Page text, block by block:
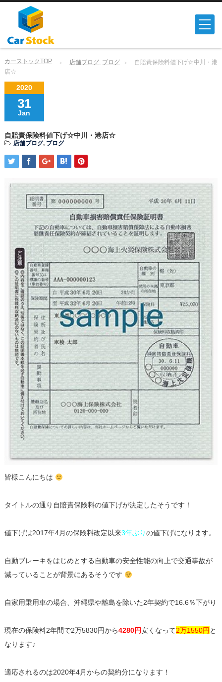
カーストックTOP 店舗ブログ, ブログ
自賠責保険料値下げ☆中川・港
店☆
2020
31
Jan
自賠責保険料値下げ☆中川・港店☆
店舗ブログ, ブログ
皆様こんにちは
タイトルの通り自賠責保険料の値下げが決定したそうです！
値下げは2017年4月の保険料改定以来3年ぶりの値下げになります。
自動ブレーキをはじめとする自動車の安全性能の向上で交通事故が
減っていることが背景にあるそうです
自家用乗用車の場合、沖縄県や離島を除いた2年契約で16.6％下がり
現在の保険料2年間で2万5830円から4280円安くなって2万1550円 と
なります♪
適応されるのは2020年4月からの契約分になります！